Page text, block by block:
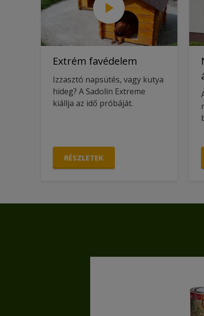
Extrém favédelem
Izzasztó napsütés, vagy kutya
hideg? A Sadolin Extreme
kiállja az idő próbáját.
RÉSZLETEK